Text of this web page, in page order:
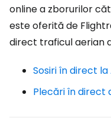
online a zborurilor
este oferită de
direct traficul aerian
Sosiri în direct
Plecări în direct